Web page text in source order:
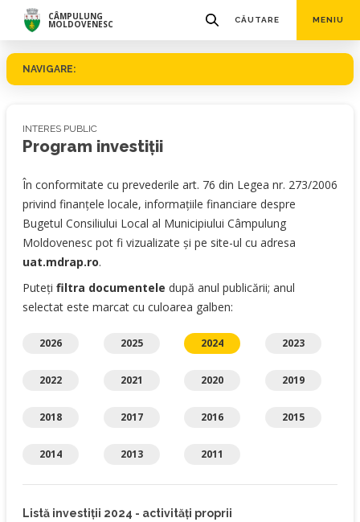
CÂMPULUNG
MOLDOVENESC CĂUTARE MENIU
NAVIGARE:
INTERES PUBLIC
Program investiţii
În conformitate cu prevederile art. 76 din Legea nr. 273/2006
privind finanţele locale, informaţiile financiare despre
Bugetul Consiliului Local al Municipiului Câmpulung
Moldovenesc pot fi vizualizate şi pe site-ul cu adresa
uat.mdrap.ro.
Puteți filtra documentele după anul publicării; anul
selectat este marcat cu culoarea galben:
2026 2025 2024 2023
2022 2021 2020 2019
2018 2017 2016 2015
2014 2013 2011
Listă investiţii 2024 - activități proprii